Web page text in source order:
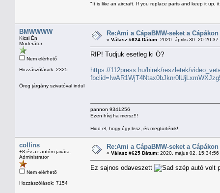
"It is like an aircraft. If you replace parts and keep it up,
BMWWWW
Kicsi Én
Moderátor
Nem elérhető
Hozzászólások: 2325
Öreg járgány szivatóval indul
Re:Ami a CápaBMW-seket a
« Válasz #624 Dátum: 2020. április 30. 20:20:37
RIP! Tudjuk esetleg ki Ő?
https://112press.hu/hirek/reszletek/
pannon 9341256
Ezen hívj ha mersz!!!
Hidd el, hogy úgy lesz, és megtörténik!
collins
+8 év az autóm javára.
Administrator
Nem elérhető
Hozzászólások: 7154
Re:Ami a CápaBMW-seket a
« Válasz #625 Dátum: 2020. május 02. 15:34:56
Ez sajnos odaveszett szép autó volt